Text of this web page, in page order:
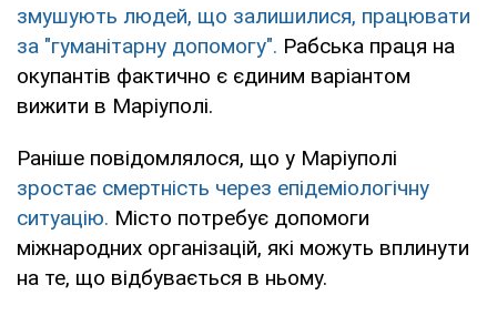
змушують людей, що залишилися, працювати
за "гуманітарну допомогу". Рабська праця на
окупантів фактично є єдиним варіантом
вижити в Маріуполі.
Раніше повідомлялося, що у Маріуполі
зростає смертність через епідеміологічну
ситуацію. Місто потребує допомоги
міжнародних організацій, які можуть вплинути
на те, що відбувається в ньому.